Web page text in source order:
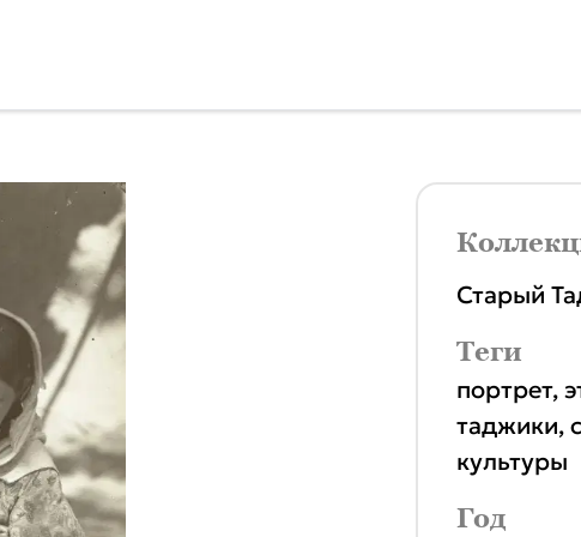
Старый
Теги
портрет,
таджики,
культуры
Год